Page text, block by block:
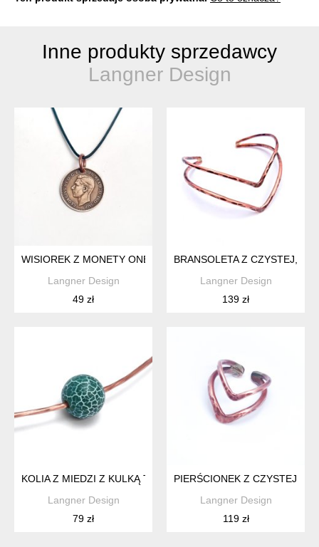
Inne produkty sprzedawcy
Langner Design
WISIOREK Z MONETY ONE PENNY 1938
Langner Design
49 zł
BRANSOLETA Z CZYSTEJ,
Langner Design
139 zł
KOLIA Z MIEDZI Z KULKĄ TRAWIONEGO AGATU
Langner Design
79 zł
PIERŚCIONEK Z CZYSTEJ,
Langner Design
119 zł